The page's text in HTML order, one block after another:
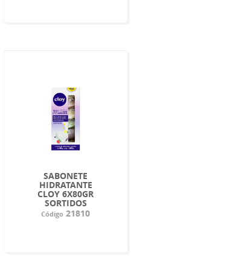
SABONETE
HIDRATANTE
CLOY 6X80GR
SORTIDOS
Código 21810